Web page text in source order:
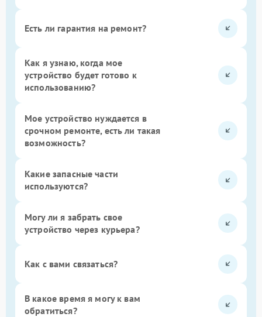
Есть ли гарантия на ремонт?
Как я узнаю, когда мое
устройство будет готово к
использованию?
Мое устройство нуждается в
срочном ремонте, есть ли такая
возможность?
Какие запасные части
используются?
Могу ли я забрать свое
устройство через курьера?
Как с вами связаться?
В какое время я могу к вам
обратиться?